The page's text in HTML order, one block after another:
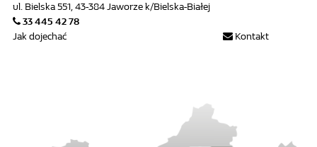
ul. Bielska 551, 43-384 Jaworze k/Bielska-Białej
33 445 42 78
Kontakt
Jak dojechać